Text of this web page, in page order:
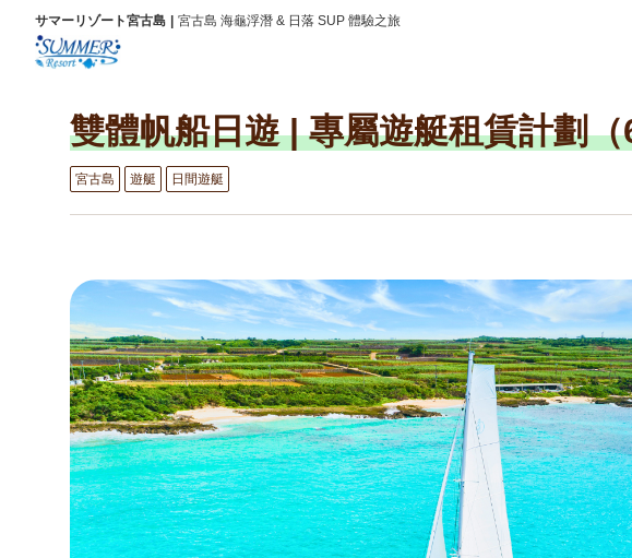
サマーリゾート宮古島 宮古島 海龜浮潛 & 日落 SUP 體驗之旅
雙體帆船日遊 | 專屬遊艇租賃計劃
宮古島 遊艇 日間遊艇